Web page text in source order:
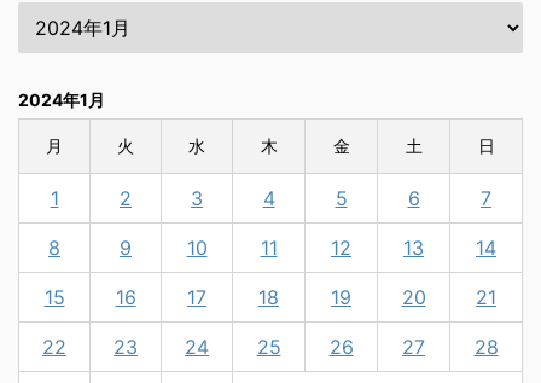
2024年1月
月 火 水 木 金 土 日
1 2 3 4 5 6 7
8 9 10 11 12 13 14
15 16 17 18 19 20 21
22 23 24 25 26 27 28